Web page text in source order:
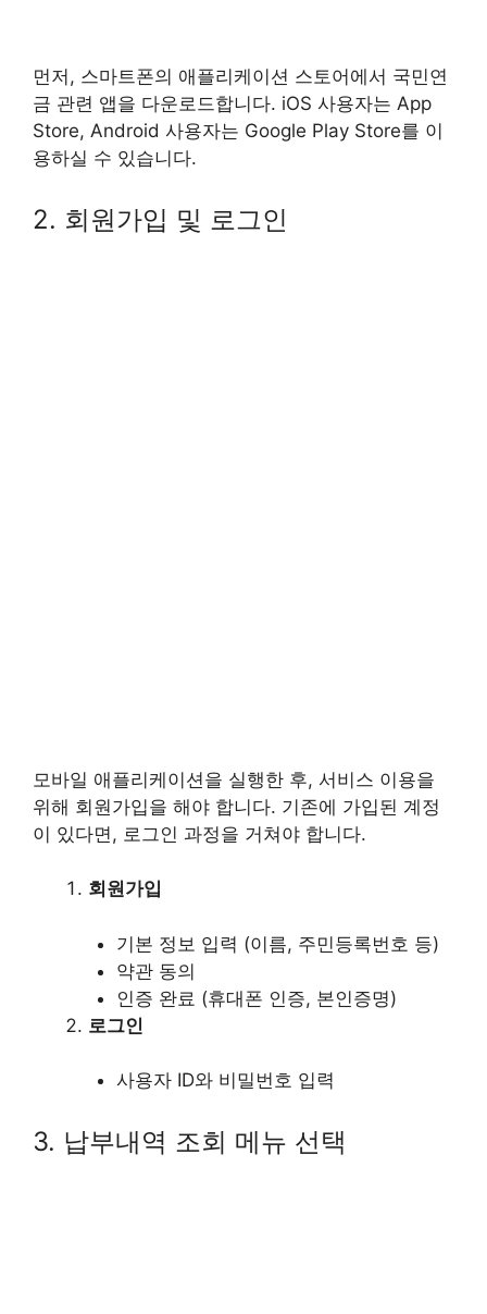
먼저, 스마트폰의 애플리케이션 스토어에서 국민연
금 관련 앱을 다운로드합니다. iOS 사용자는 App
Store, Android 사용자는 Google Play Store를 이
용하실 수 있습니다.
2. 회원가입 및 로그인
모바일 애플리케이션을 실행한 후, 서비스 이용을
위해 회원가입을 해야 합니다. 기존에 가입된 계정
이 있다면, 로그인 과정을 거쳐야 합니다.
회원가입
기본 정보 입력 (이름, 주민등록번호 등)
약관 동의
인증 완료 (휴대폰 인증, 본인증명)
로그인
사용자 ID와 비밀번호 입력
3. 납부내역 조회 메뉴 선택